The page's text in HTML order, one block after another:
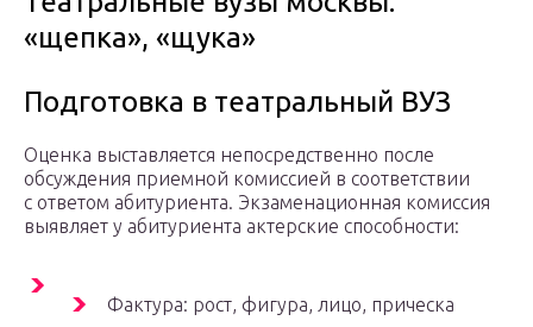
«щепка», «щука»
Подготовка в театральный ВУЗ
Оценка выставляется непосредственно после
обсуждения приемной комиссией в соответствии
с ответом абитуриента. Экзаменационная комиссия
выявляет у абитуриента актерские способности:
Фактура: рост, фигура, лицо, прическа